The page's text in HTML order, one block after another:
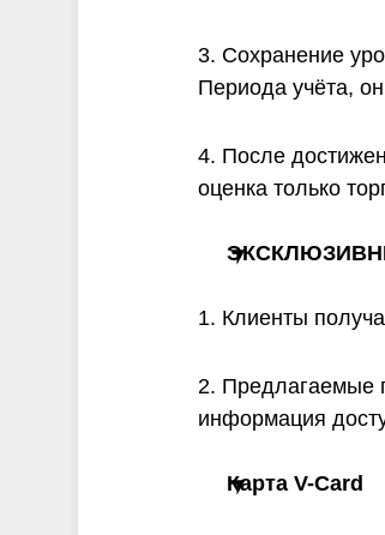
3. Сохранение
Периода учёта,
4. После
оценка только
1. Клиенты
2. Предлагаемые
информация
Карта V-Card